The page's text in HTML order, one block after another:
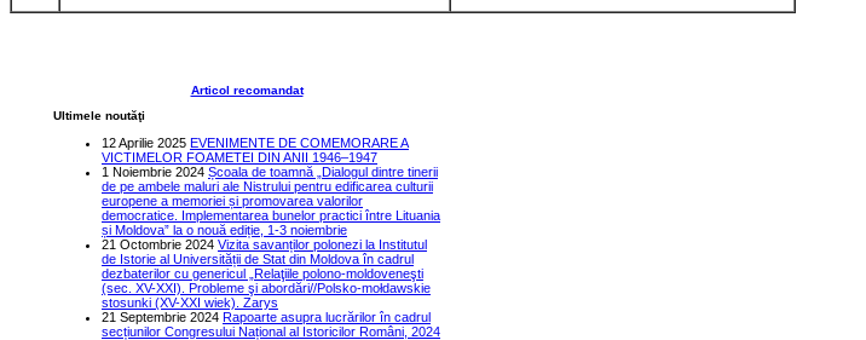
Articol recomandat
Ultimele noutăţi
12 Aprilie 2025 EVENIMENTE DE COMEMORARE A
VICTIMELOR FOAMETEI DIN ANII 1946–1947
1 Noiembrie 2024 Școala de toamnă „Dialogul dintre tinerii
de pe ambele maluri ale Nistrului pentru edificarea culturii
europene a memoriei și promovarea valorilor
democratice. Implementarea bunelor practici între Lituania
și Moldova” la o nouă ediție, 1-3 noiembrie
21 Octombrie 2024 Vizita savanților polonezi la Institutul
de Istorie al Universității de Stat din Moldova în cadrul
dezbaterilor cu genericul „Relaţiile polono-moldoveneşti
(sec. XV-XXI). Probleme şi abordări//Polsko-mołdawskie
stosunki (XV-XXI wiek). Zarys
21 Septembrie 2024 Rapoarte asupra lucrărilor în cadrul
secțiunilor Congresului Național al Istoricilor Români, 2024